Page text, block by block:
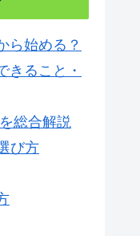
ら始める？
きること・
総合解説
び方